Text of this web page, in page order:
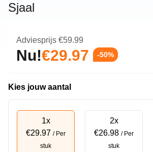
Sjaal
Adviesprijs €59.99
Nu!€29.97 -50%
Kies jouw aantal
1x
€29.97 / Per
stuk
2x
€26.98 / Per
stuk